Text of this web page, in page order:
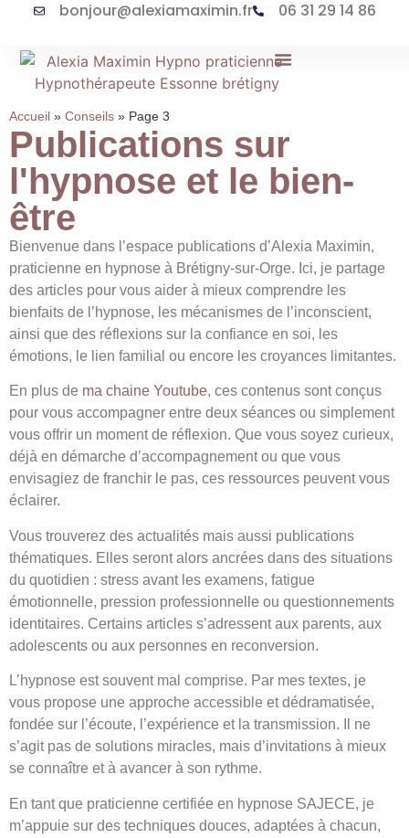
bonjour@alexiamaximin.fr 06 31 29 14 86
Accueil » Conseils » Page 3
Publications sur
l'hypnose et le bien-
être
Bienvenue dans l’espace publications d’Alexia Maximin,
praticienne en hypnose à Brétigny-sur-Orge. Ici, je partage
des articles pour vous aider à mieux comprendre les
bienfaits de l’hypnose, les mécanismes de l’inconscient,
ainsi que des réflexions sur la confiance en soi, les
émotions, le lien familial ou encore les croyances limitantes.
En plus de ma chaine Youtube, ces contenus sont conçus
pour vous accompagner entre deux séances ou simplement
vous offrir un moment de réflexion. Que vous soyez curieux,
déjà en démarche d’accompagnement ou que vous
envisagiez de franchir le pas, ces ressources peuvent vous
éclairer.
Vous trouverez des actualités mais aussi publications
thématiques. Elles seront alors ancrées dans des situations
du quotidien : stress avant les examens, fatigue
émotionnelle, pression professionnelle ou questionnements
identitaires. Certains articles s’adressent aux parents, aux
adolescents ou aux personnes en reconversion.
L’hypnose est souvent mal comprise. Par mes textes, je
vous propose une approche accessible et dédramatisée,
fondée sur l’écoute, l’expérience et la transmission. Il ne
s’agit pas de solutions miracles, mais d’invitations à mieux
se connaître et à avancer à son rythme.
En tant que praticienne certifiée en hypnose SAJECE, je
m’appuie sur des techniques douces, adaptées à chacun,